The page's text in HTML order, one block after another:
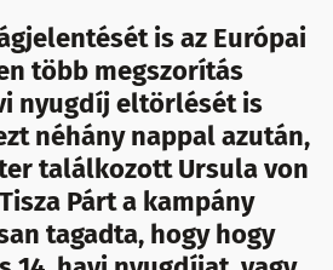
is az Európai
több megszorítás
nyugdíj eltörlését is
néhány nappal azután,
találkozott Ursula von
Párt a kampány
tagadta, hogy hogy